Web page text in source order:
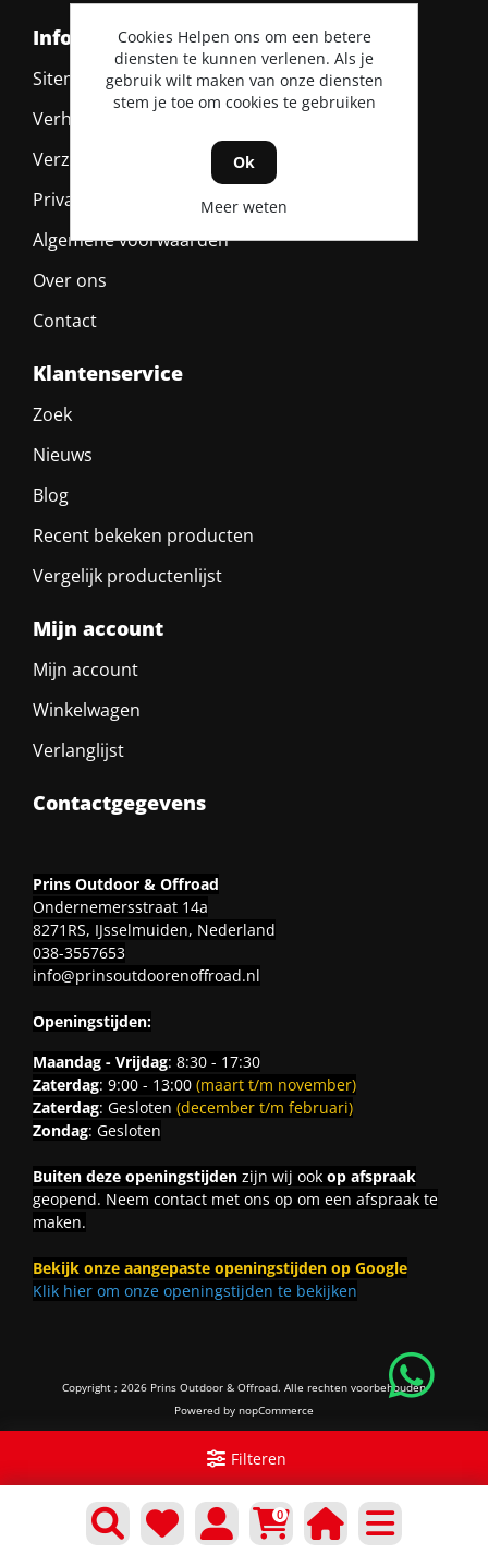
0
Filteren
Informatie
Sitemap
Verhuurvoorwaarden
Verzending & retour
Privacy policy
Algemene voorwaarden
Over ons
Contact
Klantenservice
Zoek
Nieuws
Blog
Recent bekeken producten
Vergelijk productenlijst
Mijn account
Mijn account
Winkelwagen
Verlanglijst
Contactgegevens
Prins Outdoor & Offroad
Ondernemersstraat 14a
8271RS, IJsselmuiden, Nederland
038-3557653
info@prinsoutdoorenoffroad.nl
Openingstijden:
Maandag - Vrijdag: 8:30 - 17:30
Zaterdag: 9:00 - 13:00 (maart t/m november)
Zaterdag: Gesloten (december t/m februari)
Zondag: Gesloten
Buiten deze openingstijdenzijn wij ook op afspraak
geopend. Neem contact met ons op om een afspraak te
maken.
Bekijk onze aangepaste openingstijden op Google
Klik hier om onze openingstijden te bekijken
Copyright ; 2026 Prins Outdoor & Offroad. Alle rechten voorbehouden
Powered by nopCommerce
Cookies Helpen ons om een betere
diensten te kunnen verlenen. Als je
gebruik wilt maken van onze diensten
stem je toe om cookies te gebruiken
Ok
Meer weten